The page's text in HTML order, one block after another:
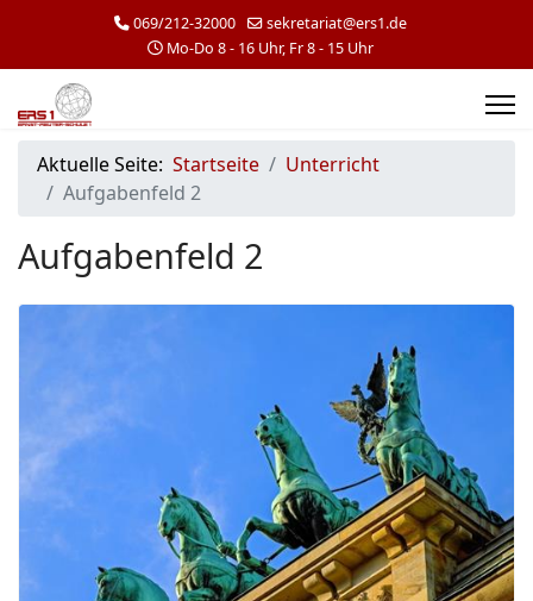
069/212-32000
sekretariat@ers1.de
Mo-Do 8 - 16 Uhr, Fr 8 - 15 Uhr
Aktuelle Seite: Startseite
Unterricht
Aufgabenfeld 2
Aufgabenfeld 2